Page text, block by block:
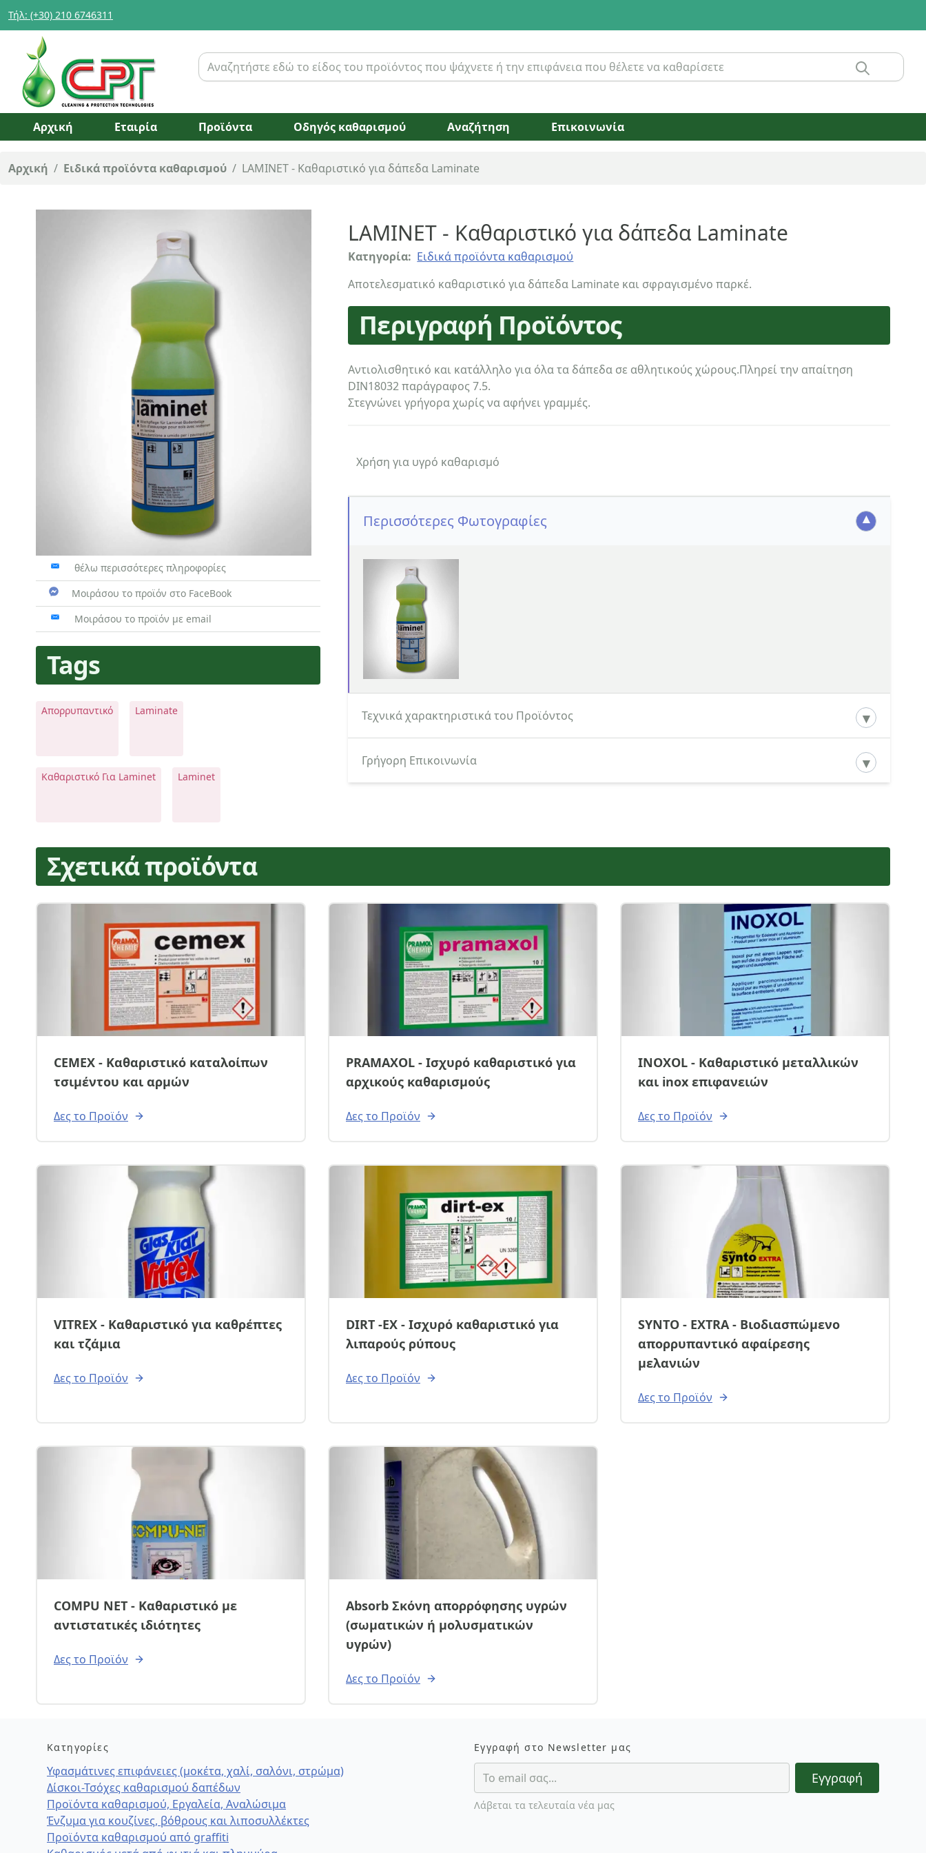
Τήλ: (+30) 210 6746311
Αρχική Εταιρία Προϊόντα Οδηγός καθαρισμού Αναζήτηση Επικοινωνία
Αρχική / Ειδικά προϊόντα καθαρισμού / LAMINET - Καθαριστικό για δάπεδα Laminate
θέλω περισσότερες πληροφορίες
Μοιράσου το προϊόν στο FaceBook
Μοιράσου το προϊόν με email
Tags
Απορρυπαντικό Laminate
Καθαριστικό Για Laminet Laminet
LAMINET - Καθαριστικό για δάπεδα Laminate
Κατηγορία: Ειδικά προϊόντα καθαρισμού
Αποτελεσματικό καθαριστικό για δάπεδα Laminate και σφραγισμένο παρκέ.
Περιγραφή Προϊόντος
Αντιολισθητικό και κατάλληλο για όλα τα δάπεδα σε αθλητικούς χώρους.Πληρεί την απαίτηση
DIN18032 παράγραφος 7.5.
Στεγνώνει γρήγορα χωρίς να αφήνει γραμμές.
Χρήση για υγρό καθαρισμό
Περισσότερες Φωτογραφίες
Τεχνικά χαρακτηριστικά του Προϊόντος
Κατεβάστε εδώ το Τεχνικό Φυλλάδιο του προϊόντος
Γρήγορη Επικοινωνία
Τηλέφωνο
Σχόλια:
Αποστολή
Σχετικά προϊόντα
CEMEX - Καθαριστικό καταλοίπων
τσιμέντου και αρμών
Δες το Προϊόν
PRAMAXOL - Ισχυρό καθαριστικό για
αρχικούς καθαρισμούς
Δες το Προϊόν
INOXOL - Καθαριστικό μεταλλικών
και inox επιφανειών
Δες το Προϊόν
VITREX - Καθαριστικό για καθρέπτες
και τζάμια
Δες το Προϊόν
DIRT -EX - Ισχυρό καθαριστικό για
λιπαρούς ρύπους
Δες το Προϊόν
SYNTO - EXTRA - Βιοδιασπώμενο
απορρυπαντικό αφαίρεσης
μελανιών
Δες το Προϊόν
COMPU NET - Καθαριστικό με
αντιστατικές ιδιότητες
Δες το Προϊόν
Absorb Σκόνη απορρόφησης υγρών
(σωματικών ή μολυσματικών
υγρών)
Δες το Προϊόν
Κατηγορίες
Υφασμάτινες επιφάνειες (μοκέτα, χαλί, σαλόνι, στρώμα)
Δίσκοι-Τσόχες καθαρισμού δαπέδων
Προϊόντα καθαρισμού, Εργαλεία, Αναλώσιμα
Ένζυμα για κουζίνες, βόθρους και λιποσυλλέκτες
Προϊόντα καθαρισμού από graffiti
Εγγραφή στο Newsletter μας
Εγγραφή
Λάβεται τα τελευταία νέα μας